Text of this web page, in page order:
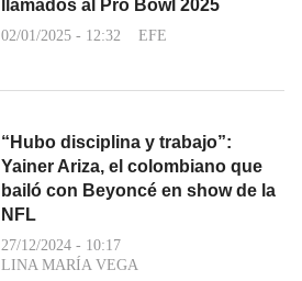
llamados al Pro Bowl 2025
02/01/2025 - 12:32 EFE
“Hubo disciplina y trabajo”:
Yainer Ariza, el colombiano que
bailó con Beyoncé en show de la
NFL
27/12/2024 - 10:17
LINA MARÍA VEGA